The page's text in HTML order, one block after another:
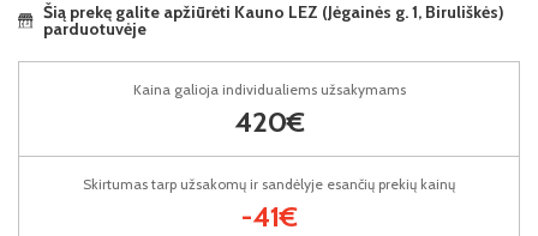
Šią prekę galite apžiūrėti Kauno LEZ (Jėgainės g. 1, Biruliškės)
parduotuvėje
Kaina galioja individualiems užsakymams
420€
Skirtumas tarp užsakomų ir sandėlyje esančių prekių kainų
-41€